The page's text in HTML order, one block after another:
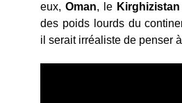
eux, Oman, le Kirghizistan
des poids lourds du
il serait irréaliste de penser